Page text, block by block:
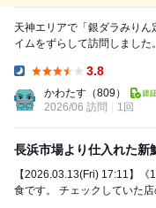
天神エリアで「銀ダラみり
イムをずらして訪問しました。 創業50年以上で以前は天神コアにもあ
3.8
かわたす （809）
2026/06 訪問
1回
長浜市場より仕入れた新
【2026.03.13(Fri) 17:11】《1710》 アクロスでのコンサー
食です。 チェックしていた店の中から選びました。 表から見て、ピンと